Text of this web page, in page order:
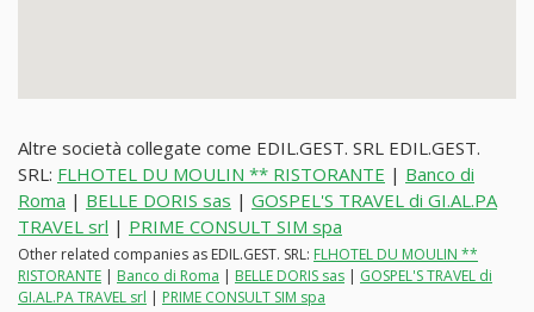
Altre società collegate come EDIL.GEST. SRL EDIL.GEST.
SRL: FLHOTEL DU MOULIN ** RISTORANTE | Banco di
Roma | BELLE DORIS sas | GOSPEL'S TRAVEL di GI.AL.PA
TRAVEL srl | PRIME CONSULT SIM spa
Other related companies as EDIL.GEST. SRL: FLHOTEL DU MOULIN **
RISTORANTE | Banco di Roma | BELLE DORIS sas | GOSPEL'S TRAVEL di
GI.AL.PA TRAVEL srl | PRIME CONSULT SIM spa